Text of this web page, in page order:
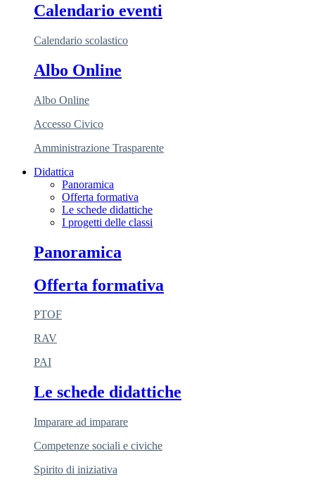
Calendario eventi
Calendario scolastico
Albo Online
Albo Online
Accesso Civico
Amministrazione Trasparente
Didattica
Panoramica
Offerta formativa
Le schede didattiche
I progetti delle classi
Panoramica
Offerta formativa
PTOF
RAV
PAI
Le schede didattiche
Imparare ad imparare
Competenze sociali e civiche
Spirito di iniziativa